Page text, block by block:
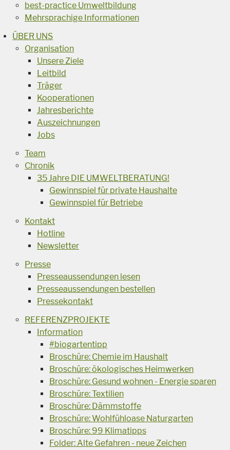
best-practice Umweltbildung
Mehrsprachige Informationen
ÜBER UNS
Organisation
Unsere Ziele
Leitbild
Träger
Kooperationen
Jahresberichte
Auszeichnungen
Jobs
Team
Chronik
35 Jahre DIE UMWELTBERATUNG!
Gewinnspiel für private Haushalte
Gewinnspiel für Betriebe
Kontakt
Hotline
Newsletter
Presse
Presseaussendungen lesen
Presseaussendungen bestellen
Pressekontakt
REFERENZPROJEKTE
Information
#biogartentipp
Broschüre: Chemie im Haushalt
Broschüre: ökologisches Heimwerken
Broschüre: Gesund wohnen - Energie sparen
Broschüre: Textilien
Broschüre: Dämmstoffe
Broschüre: Wohlfühloase Naturgarten
Broschüre: 99 Klimatipps
Folder: Alte Gefahren - neue Zeichen